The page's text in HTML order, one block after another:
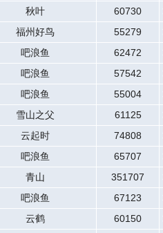
秋叶 60730
福州好鸟 55279
吧浪鱼 62472
吧浪鱼 57542
吧浪鱼 55004
雪山之父 61125
云起时 74808
吧浪鱼 65707
青山 351707
吧浪鱼 67123
云鹤 60150